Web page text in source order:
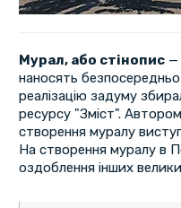
Мурал, або стінопис—
наносять
реалізацію задуму
ресурсу "Зміст".
створення муралу
На створення муралу в
оздоблення інших